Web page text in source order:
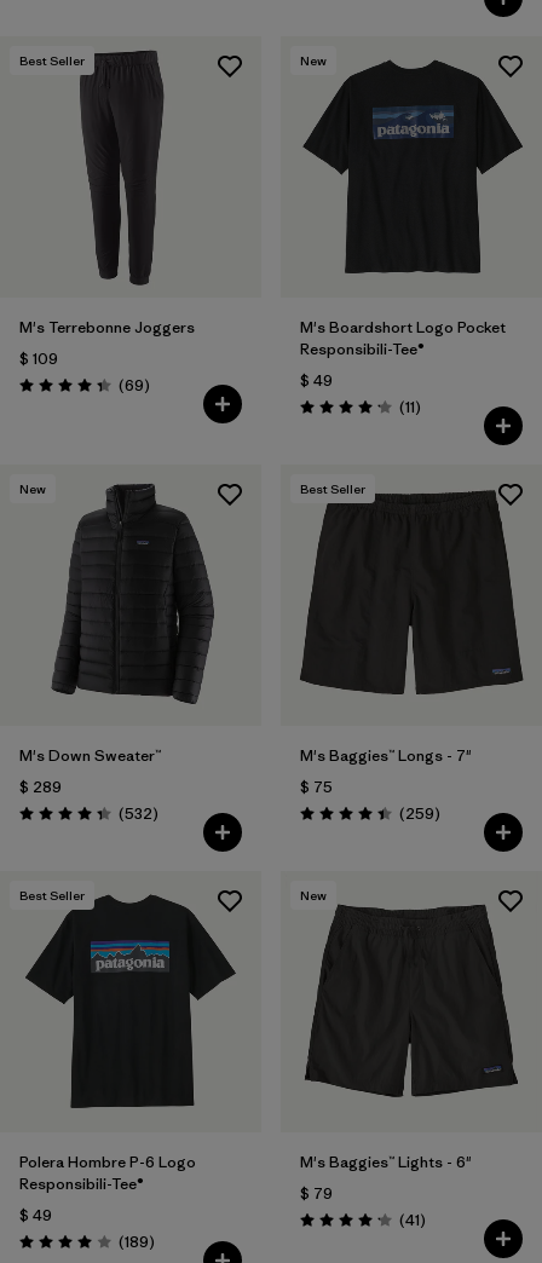
Best Seller
M's Terrebonne Joggers
$ 109
Valoración: 4.3 / 5
(69Comentarios
)
New
M's Boardshort Logo Pocket
Responsibili-Tee®
$ 49
Valoración: 4.2 / 5
(11Comentarios
)
New
M's Down Sweater™
$ 289
Valoración: 4.4 / 5
(532Comentarios
)
Best Seller
M's Baggies™ Longs - 7"
$ 75
Valoración: 4.4 / 5
(259Comentarios
)
Best Seller
Polera Hombre P-6 Logo
Responsibili-Tee®
$ 49
Valoración: 4.0 / 5
(189Comentarios
)
New
M's Baggies™ Lights - 6"
$ 79
Valoración: 4.1 / 5
(41Comentarios
)